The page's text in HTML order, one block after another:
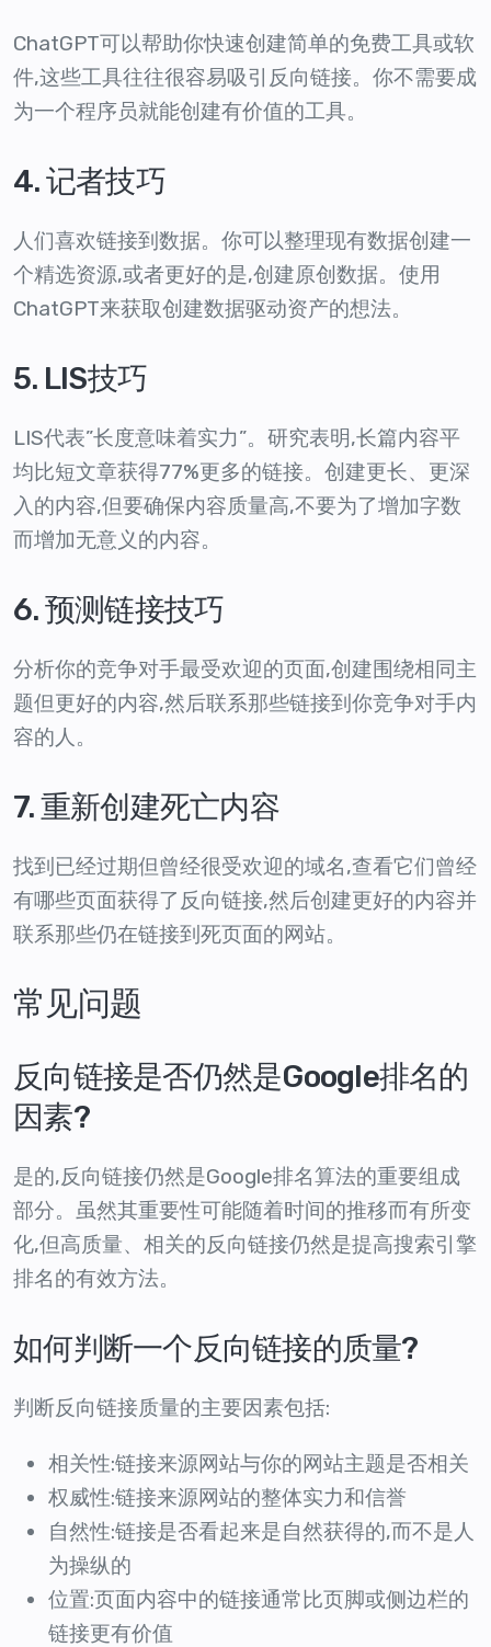
ChatGPT可以帮助你快速创建简单的免费工具或软
件,这些工具往往很容易吸引反向链接。你不需要成
为一个程序员就能创建有价值的工具。
4. 记者技巧
人们喜欢链接到数据。你可以整理现有数据创建一
个精选资源,或者更好的是,创建原创数据。使用
ChatGPT来获取创建数据驱动资产的想法。
5. LIS技巧
LIS代表”长度意味着实力”。研究表明,长篇内容平
均比短文章获得77%更多的链接。创建更长、更深
入的内容,但要确保内容质量高,不要为了增加字数
而增加无意义的内容。
6. 预测链接技巧
分析你的竞争对手最受欢迎的页面,创建围绕相同主
题但更好的内容,然后联系那些链接到你竞争对手内
容的人。
7. 重新创建死亡内容
找到已经过期但曾经很受欢迎的域名,查看它们曾经
有哪些页面获得了反向链接,然后创建更好的内容并
联系那些仍在链接到死页面的网站。
常见问题
反向链接是否仍然是Google排名的
因素?
是的,反向链接仍然是Google排名算法的重要组成
部分。虽然其重要性可能随着时间的推移而有所变
化,但高质量、相关的反向链接仍然是提高搜索引擎
排名的有效方法。
如何判断一个反向链接的质量?
判断反向链接质量的主要因素包括:
相关性:链接来源网站与你的网站主题是否相关
权威性:链接来源网站的整体实力和信誉
自然性:链接是否看起来是自然获得的,而不是人
为操纵的
位置:页面内容中的链接通常比页脚或侧边栏的
链接更有价值